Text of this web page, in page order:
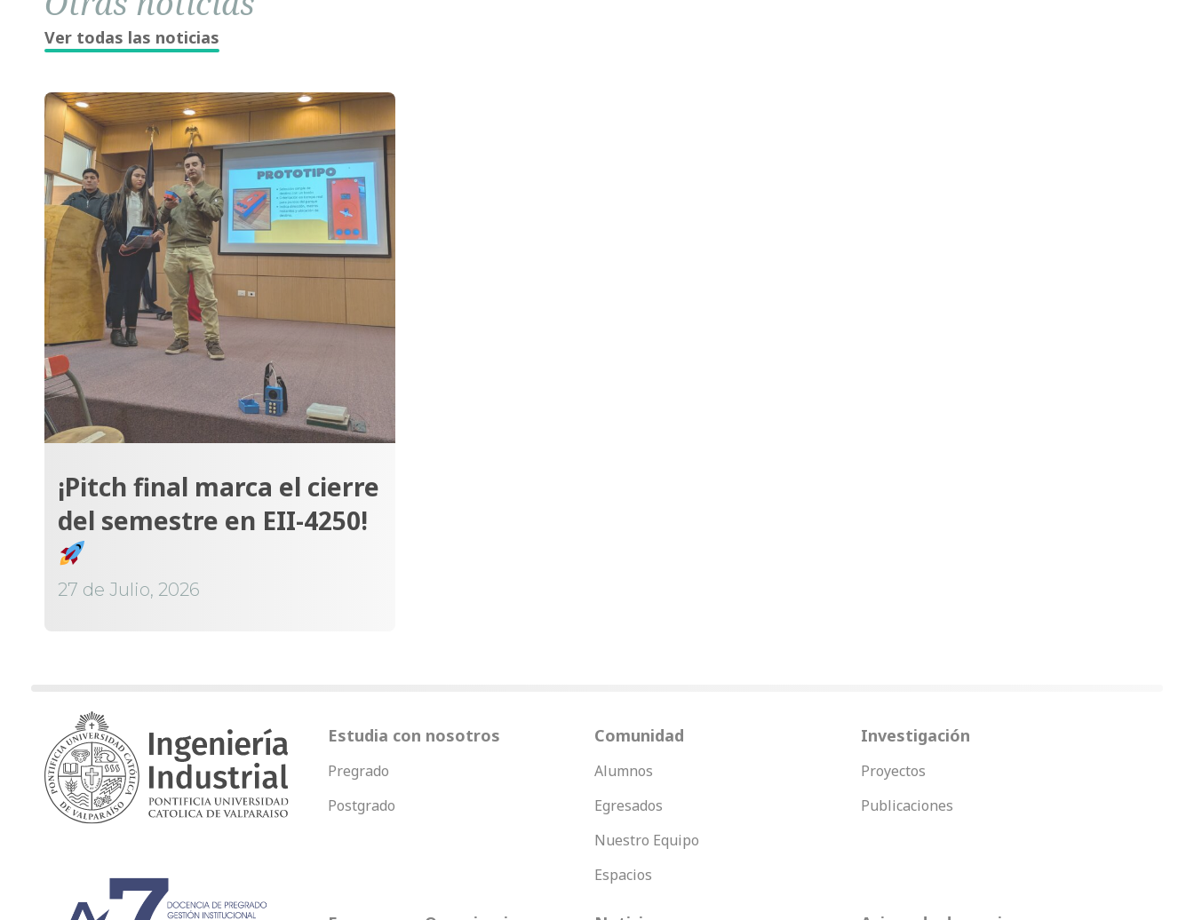
Ver todas las noticias
¡Pitch final marca el cierre
del semestre en EII-4250!
27 de Julio, 2026
Estudia con nosotros
Pregrado
Postgrado
Comunidad
Alumnos
Egresados
Nuestro Equipo
Espacios
Investigación
Proyectos
Publicaciones